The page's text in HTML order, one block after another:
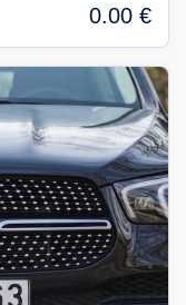
0.00 €